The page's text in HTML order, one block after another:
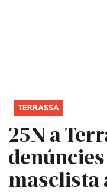
25N a
masclista
TERRASSA